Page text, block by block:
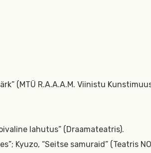
(MTÜ R.A.A.A.M. Viinistu
lahutus” (Draamateatris).
Kyuzo, “Seitse samuraid” (Teatris